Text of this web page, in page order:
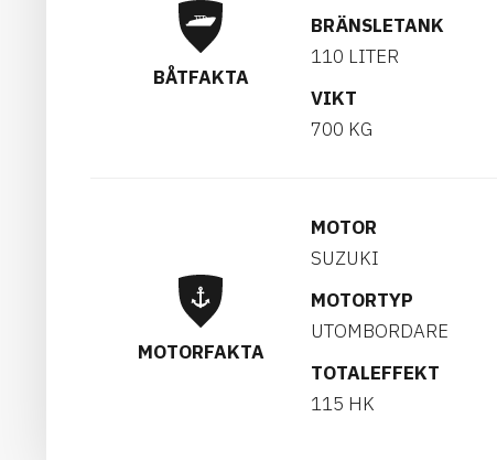
BÅTFAKTA
BRÄNSLETANK
110 LITER
VIKT
700 KG
MOTORFAKTA
MOTOR
SUZUKI
MOTORTYP
UTOMBORDARE
TOTALEFFEKT
115 HK